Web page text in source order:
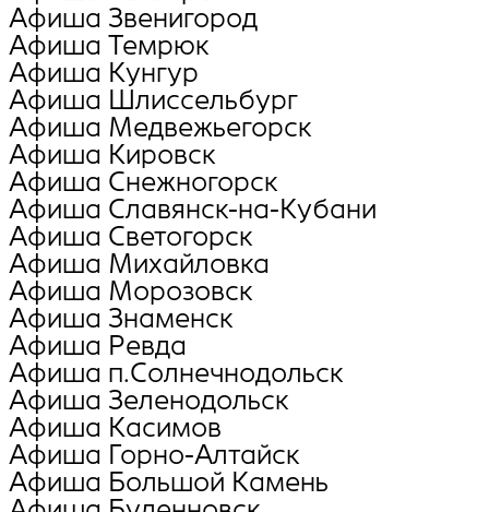
Афиша Звенигород
Афиша Темрюк
Афиша Кунгур
Афиша Шлиссельбург
Афиша Медвежьегорск
Афиша Кировск
Афиша Снежногорск
Афиша Славянск-на-Кубани
Афиша Светогорск
Афиша Михайловка
Афиша Морозовск
Афиша Знаменск
Афиша Ревда
Афиша п.Солнечнодольск
Афиша Зеленодольск
Афиша Касимов
Афиша Горно-Алтайск
Афиша Большой Камень